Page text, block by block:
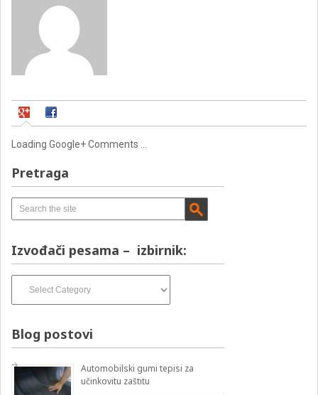
Loading Google+ Comments ...
Pretraga
Izvođači pesama – izbirnik:
pesama
Blog postovi
Automobilski gumi tepisi za
učinkovitu zaštitu